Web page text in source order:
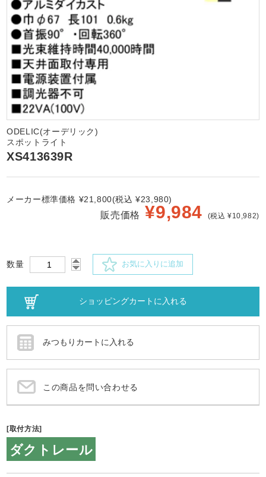
ODELIC(オーデリック)
スポットライト
XS413639R
メーカー標準価格 ¥21,800(税込 ¥23,980)
販売価格 ¥9,984 (税込 ¥10,982)
数量 お気に入りに追加
この商品を問い合わせる
[取付方法]
ダクトレール